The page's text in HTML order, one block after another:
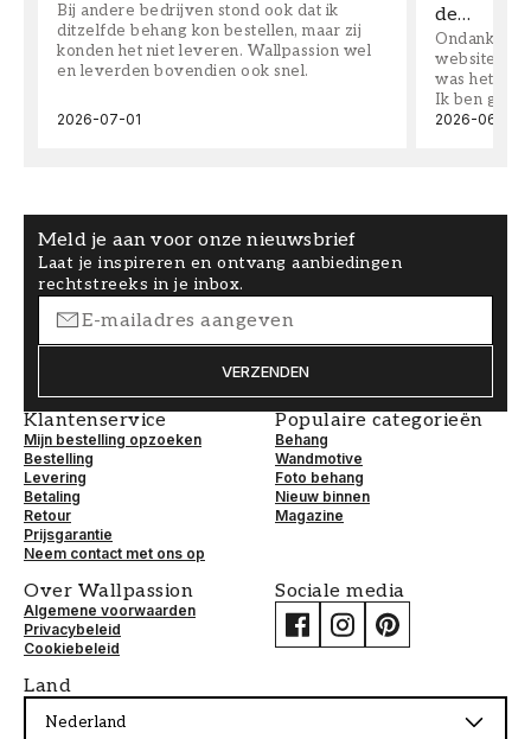
Bij andere bedrijven stond ook dat ik
ditzelfde behang kon bestellen, maar zij
konden het niet leveren. Wallpassion wel
en leverden bovendien ook snel.
2026-07-01
de…
Ondanks
website
was het
Ik ben
2026-06-08
Meld je aan voor onze nieuwsbrief
Laat je inspireren en ontvang aanbiedingen
rechtstreeks in je inbox.
VERZENDEN
Klantenservice
Mijn bestelling opzoeken
Bestelling
Levering
Betaling
Retour
Prijsgarantie
Neem contact met ons op
Populaire categorieën
Behang
Wandmotive
Foto behang
Nieuw binnen
Magazine
Over Wallpassion
Algemene voorwaarden
Privacybeleid
Cookiebeleid
Sociale media
Land
Nederland